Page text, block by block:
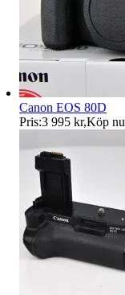
Canon EOS 80D
Pris:3 995 kr,Köp nu